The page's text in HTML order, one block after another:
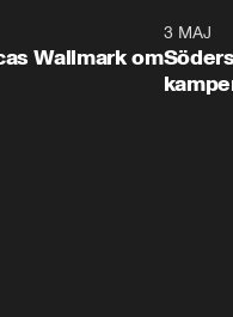
Wallmark om
3 MAJ